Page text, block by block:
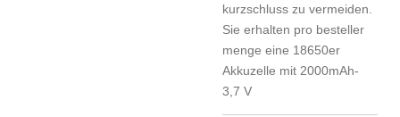
kurzschluss zu vermeiden.
Sie erhalten pro besteller
menge eine 18650er
Akkuzelle mit 2000mAh-
3,7 V